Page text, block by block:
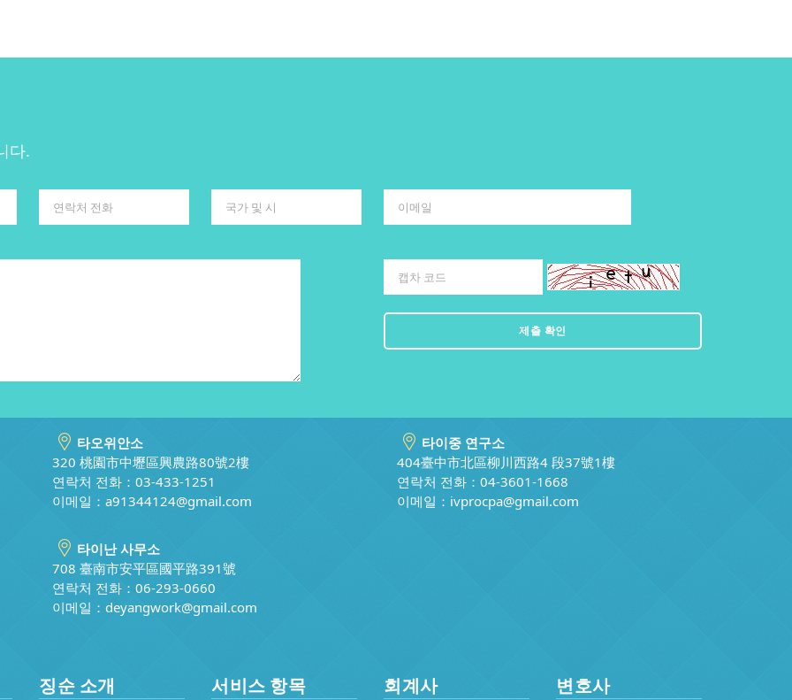
다.
타오위안소
320 桃園市中壢區興農路80號2樓
연락처 전화：03-433-1251
이메일： a91344124@gmail.com
타이중 연구소
404臺中市北區柳川西路4 段37號1樓
연락처 전화：04-3601-1668
이메일： ivprocpa@gmail.com
타이난 사무소
708 臺南市安平區國平路391號
연락처 전화：06-293-0660
이메일： deyangwork@gmail.com
징순 소개 서비스 항목 회계사 변호사